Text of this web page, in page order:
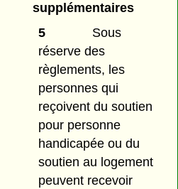
supplémentaires
5
Sous
réserve des
règlements, les
personnes qui
reçoivent du soutien
pour personne
handicapée ou du
soutien au logement
peuvent recevoir